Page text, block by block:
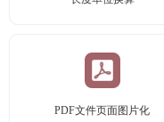
PDF文件页面图片化